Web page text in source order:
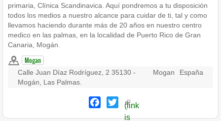
primaria, Clínica Scandinavica. Aquí pondremos a tu disposición
todos los medios a nuestro alcance para cuidar de ti, tal y como
llevamos haciendo durante más de 20 años en nuestro centro
medico en las palmas, en la localidad de Puerto Rico de Gran
Canaria, Mogán.
Mogan
Calle Juan Díaz Rodríguez, 2 35130 -
Mogán, Las Palmas.
Mogan España
Facebook
Twitter
(link
is